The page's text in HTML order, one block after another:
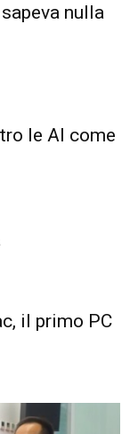
nulla
le AI come
il primo PC